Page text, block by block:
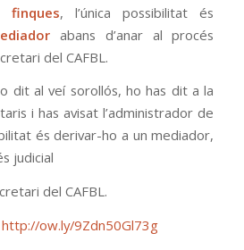
finques, l’única possibilitat és
abans d’anar al procés
del CAFBL.
dit al veí sorollós, ho has dit a la
i has avisat l’administrador de
és derivar-ho a un mediador,
judicial
del CAFBL.
http://ow.ly/9Zdn50Gl73g